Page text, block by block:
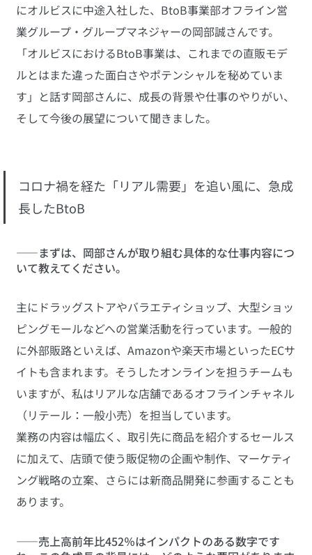
にオルビスに中途入社した、BtoB事業部オフライン営
業グループ・グループマネジャーの岡部誠さんです。
「オルビスにおけるBtoB事業は、これまでの直販モデ
ルとはまた違った面白さやポテンシャルを秘めていま
す」と話す岡部さんに、成長の背景や仕事のやりがい、
そして今後の展望について聞きました。
コロナ禍を経た「リアル需要」を追い風に、急成
長したBtoB
――まずは、岡部さんが取り組む具体的な仕事内容につ
いて教えてください。
主にドラッグストアやバラエティショップ、大型ショッ
ピングモールなどへの営業活動を行っています。一般的
に外部販路といえば、Amazonや楽天市場といったECサ
イトも含まれます。そうしたオンラインを担うチームも
いますが、私はリアルな店舗であるオフラインチャネル
（リテール：一般小売）を担当しています。
業務の内容は幅広く、取引先に商品を紹介するセールス
に加えて、店頭で使う販促物の企画や制作、マーケティ
ング戦略の立案、さらには新商品開発に参画することも
あります。
――売上高前年比452％はインパクトのある数字です